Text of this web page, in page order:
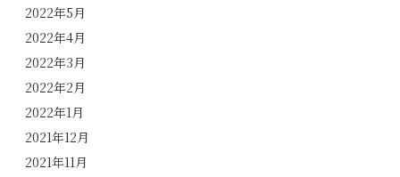
2022年5月
2022年4月
2022年3月
2022年2月
2022年1月
2021年12月
2021年11月